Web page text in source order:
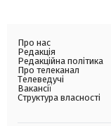
Про нас
Редакція
Редакційна політика
Про телеканал
Телеведучі
Вакансії
Структура власності